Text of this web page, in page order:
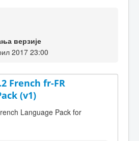
верзије
2017 23:00
French fr-FR
(v1)
Language Pack for